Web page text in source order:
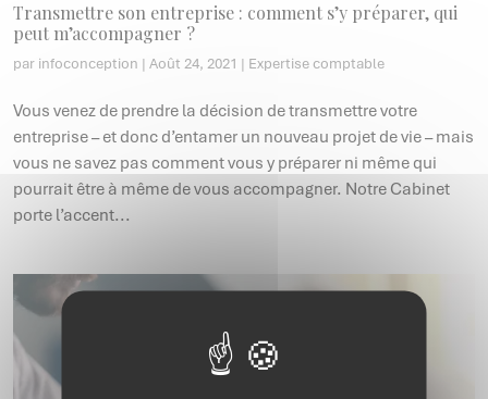
Transmettre son entreprise : comment s’y préparer, qui
peut m’accompagner ?
par infoconception | Août 24, 2021 | Expertise comptable
Vous venez de prendre la décision de transmettre votre
entreprise – et donc d’entamer un nouveau projet de vie – mais
vous ne savez pas comment vous y préparer ni même qui
pourrait être à même de vous accompagner. Notre Cabinet
porte l’accent...